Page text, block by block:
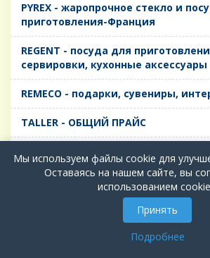
PYREX - жаропрочное стекло и
приготовления-Франция
REGENT - посуда для
сервировки, кухонные аксессуары
REMECO - подарки, сувениры,
TALLER - ОБЩИЙ ПРАЙС
TIMA - посуда для приготовления
кухонные аксессуары
БИОСТАЛЬ - ТЕРМОСА
Мы используем файлы cookie для
Оставаясь на нашем сайте, вы
использованием
Принять
Подробнее